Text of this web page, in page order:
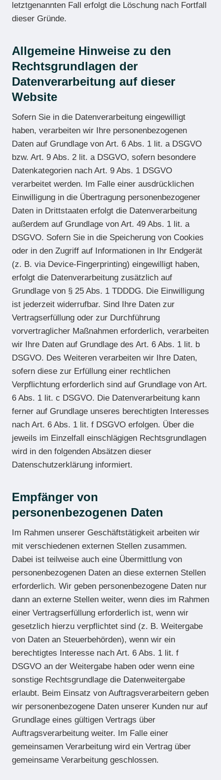
letztgenannten Fall erfolgt die Löschung nach Fortfall
dieser Gründe.
Allgemeine Hinweise zu den
Rechtsgrundlagen der
Datenverarbeitung auf dieser
Website
Sofern Sie in die Datenverarbeitung eingewilligt
haben, verarbeiten wir Ihre personenbezogenen
Daten auf Grundlage von Art. 6 Abs. 1 lit. a DSGVO
bzw. Art. 9 Abs. 2 lit. a DSGVO, sofern besondere
Datenkategorien nach Art. 9 Abs. 1 DSGVO
verarbeitet werden. Im Falle einer ausdrücklichen
Einwilligung in die Übertragung personenbezogener
Daten in Drittstaaten erfolgt die Datenverarbeitung
außerdem auf Grundlage von Art. 49 Abs. 1 lit. a
DSGVO. Sofern Sie in die Speicherung von Cookies
oder in den Zugriff auf Informationen in Ihr Endgerät
(z. B. via Device-Fingerprinting) eingewilligt haben,
erfolgt die Datenverarbeitung zusätzlich auf
Grundlage von § 25 Abs. 1 TDDDG. Die Einwilligung
ist jederzeit widerrufbar. Sind Ihre Daten zur
Vertragserfüllung oder zur Durchführung
vorvertraglicher Maßnahmen erforderlich, verarbeiten
wir Ihre Daten auf Grundlage des Art. 6 Abs. 1 lit. b
DSGVO. Des Weiteren verarbeiten wir Ihre Daten,
sofern diese zur Erfüllung einer rechtlichen
Verpflichtung erforderlich sind auf Grundlage von Art.
6 Abs. 1 lit. c DSGVO. Die Datenverarbeitung kann
ferner auf Grundlage unseres berechtigten Interesses
nach Art. 6 Abs. 1 lit. f DSGVO erfolgen. Über die
jeweils im Einzelfall einschlägigen Rechtsgrundlagen
wird in den folgenden Absätzen dieser
Datenschutzerklärung informiert.
Empfänger von
personenbezogenen Daten
Im Rahmen unserer Geschäftstätigkeit arbeiten wir
mit verschiedenen externen Stellen zusammen.
Dabei ist teilweise auch eine Übermittlung von
personenbezogenen Daten an diese externen Stellen
erforderlich. Wir geben personenbezogene Daten nur
dann an externe Stellen weiter, wenn dies im Rahmen
einer Vertragserfüllung erforderlich ist, wenn wir
gesetzlich hierzu verpflichtet sind (z. B. Weitergabe
von Daten an Steuerbehörden), wenn wir ein
berechtigtes Interesse nach Art. 6 Abs. 1 lit. f
DSGVO an der Weitergabe haben oder wenn eine
sonstige Rechtsgrundlage die Datenweitergabe
erlaubt. Beim Einsatz von Auftragsverarbeitern geben
wir personenbezogene Daten unserer Kunden nur auf
Grundlage eines gültigen Vertrags über
Auftragsverarbeitung weiter. Im Falle einer
gemeinsamen Verarbeitung wird ein Vertrag über
gemeinsame Verarbeitung geschlossen.